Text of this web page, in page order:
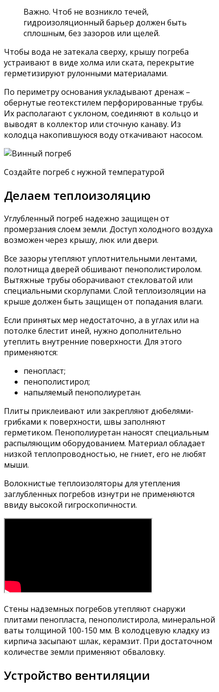
Важно. Чтоб не возникло течей,
гидроизоляционный барьер должен быть
сплошным, без зазоров или щелей.
Чтобы вода не затекала сверху, крышу погреба
устраивают в виде холма или ската, перекрытие
герметизируют рулонными материалами.
По периметру основания укладывают дренаж –
обернутые геотекстилем перфорированные трубы.
Их располагают с уклоном, соединяют в кольцо и
выводят в коллектор или сточную канаву. Из
колодца накопившуюся воду откачивают насосом.
Создайте погреб с нужной температурой
Делаем теплоизоляцию
Углубленный погреб надежно защищен от
промерзания слоем земли. Доступ холодного воздуха
возможен через крышу, люк или двери.
Все зазоры утепляют уплотнительными лентами,
полотнища дверей обшивают пенополистиролом.
Вытяжные трубы оборачивают стекловатой или
специальными скорлупами. Слой теплоизоляции на
крыше должен быть защищен от попадания влаги.
Если принятых мер недостаточно, а в углах или на
потолке блестит иней, нужно дополнительно
утеплить внутренние поверхности. Для этого
применяются:
пенопласт;
пенополистирол;
напыляемый пенополиуретан.
Плиты приклеивают или закрепляют дюбелями-
грибками к поверхности, швы заполняют
герметиком. Пенополиуретан наносят специальным
распыляющим оборудованием. Материал обладает
низкой теплопроводностью, не гниет, его не любят
мыши.
Волокнистые теплоизоляторы для утепления
заглубленных погребов изнутри не применяются
ввиду высокой гигроскопичности.
Стены надземных погребов утепляют снаружи
плитами пенопласта, пенополистирола, минеральной
ваты толщиной 100-150 мм. В колодцевую кладку из
кирпича засыпают шлак, керамзит. При достаточном
количестве земли применяют обваловку.
Устройство вентиляции